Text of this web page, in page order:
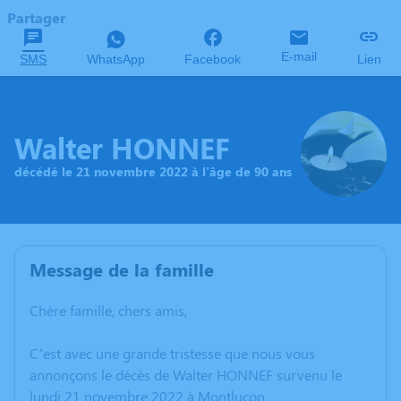
Partager
SMS WhatsApp Facebook E-mail Lien
Walter HONNEF
décédé le 21 novembre 2022 à l'âge de 90 ans
Message de la famille
Chère famille, chers amis,
C’est avec une grande tristesse que nous vous
annonçons le décès de Walter HONNEF survenu le
lundi 21 novembre 2022 à Montluçon.